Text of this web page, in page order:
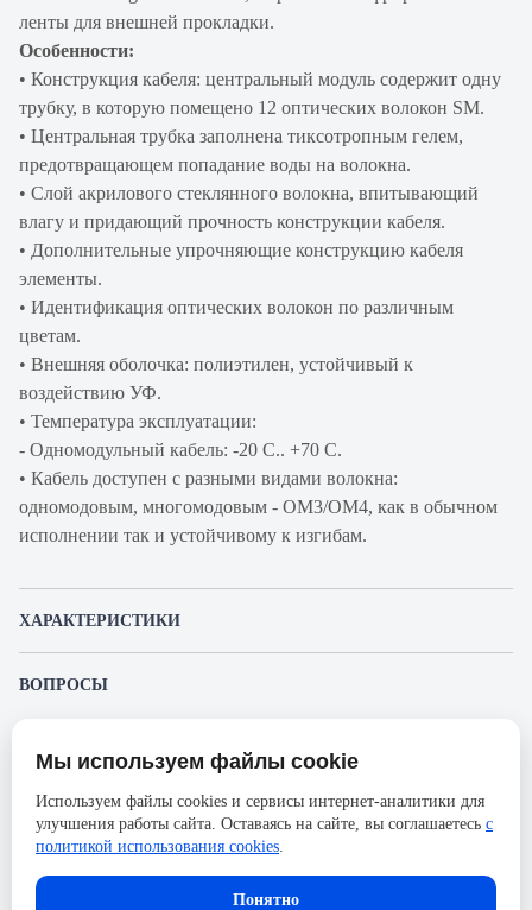
ленты для внешней прокладки.
Особенности:
• Конструкция кабеля: центральный модуль содержит одну
трубку, в которую помещено 12 оптических волокон SМ.
• Центральная трубка заполнена тиксотропным гелем,
предотвращающем попадание воды на волокна.
• Слой акрилового стеклянного волокна, впитывающий
влагу и придающий прочность конструкции кабеля.
• Дополнительные упрочняющие конструкцию кабеля
элементы.
• Идентификация оптических волокон по различным
цветам.
• Внешняя оболочка: полиэтилен, устойчивый к
воздействию УФ.
• Температура эксплуатации:
- Одномодульный кабель: -20 C.. +70 C.
• Кабель доступен с разными видами волокна:
одномодовым, многомодовым - OM3/OM4, как в обычном
исполнении так и устойчивому к изгибам.
ХАРАКТЕРИСТИКИ
Производитель
Оболочка
Количество волокон кабеля
Тип прокладки кабеля
Внешний
ВОПРОСЫ
Пожалуйста, авторизуйтесь, чтобы иметь
возможность оставлять вопросы.
Представленные изображения и характеристики могут отличаться от реального
без предварительного уведомления. Компания АйДистрибьют не несёт
ответственности в случае не соответствия текущей модели товаров фотографиям,
размещённым в карточке товара.
Мы используем файлы cookie
Используем файлы cookies и сервисы интернет-аналитики для
улучшения работы сайта. Оставаясь на сайте, вы соглашаетесь с
политикой использования cookies.
Понятно